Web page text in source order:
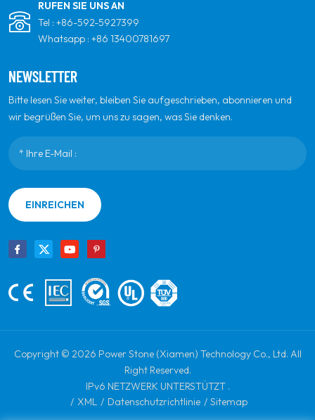
RUFEN SIE UNS AN
Tel : +86-592-5927399
Whatsapp : +86 13400781697
NEWSLETTER
Bitte lesen Sie weiter, bleiben Sie aufgeschrieben, abonnieren und
wir begrüßen Sie, um uns zu sagen, was Sie denken.
EINREICHEN
Copyright © 2026 Power Stone (Xiamen) Technology Co., Ltd. All
Right Reserved.
IPv6 NETZWERK UNTERSTÜTZT .
/ XML / Datenschutzrichtlinie / Sitemap